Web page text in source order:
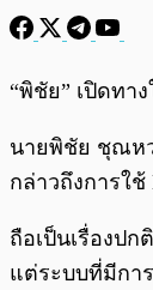
พร้อมเล่น
“พิชัย” เปิดทา
นายพิชัย ชุณห
กล่าวถึงการใ
ถือเป็นเรื่องป
แต่ระบบที่มีกา